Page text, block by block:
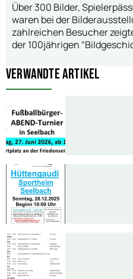
Über 300 Bilder,
waren bei der
zahlreichen Besucher
der 100jährigen
Verwandte Artikel